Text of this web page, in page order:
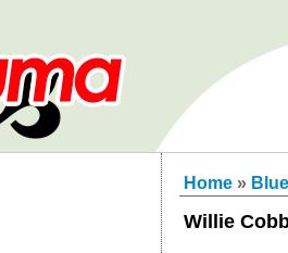
Home »
Willie